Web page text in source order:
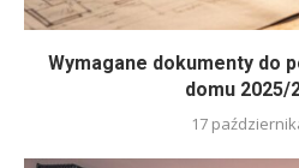
Wymagane dokumenty do
domu 2025/
17